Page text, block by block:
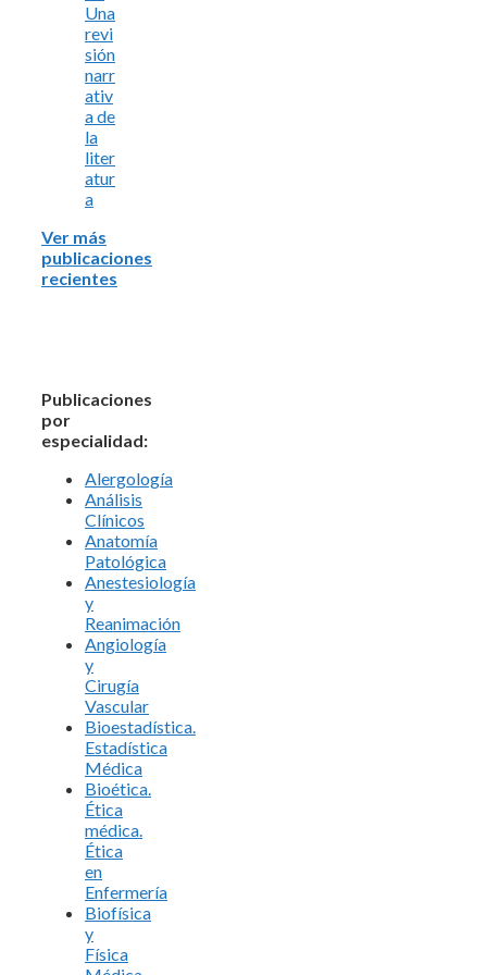
Una
revi
sión
narr
ativ
a de
la
liter
atur
a
Ver más
publicaciones
recientes
Publicaciones
por
especialidad:
Alergología
Análisis
Clínicos
Anatomía
Patológica
Anestesiología
y
Reanimación
Angiología
y
Cirugía
Vascular
Bioestadística.
Estadística
Médica
Bioética.
Ética
médica.
Ética
en
Enfermería
Biofísica
y
Física